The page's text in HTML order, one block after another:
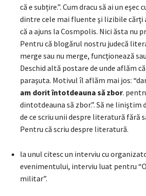
că e subțire.”. Cum dracu să ai un eşec
dintre cele mai fluente şi lizibile cărţi
că a ajuns la Cosmpolis. Nici ăsta nu
Pentru că blogărul nostru judecă
merge sau nu merge, funcţionează
Deschid altă postare de unde aflăm
paraşuta. Motivul îl aflăm mai jos:
am dorit întotdeauna să zbor.
dintotdeauna să zbor.”. Să ne liniştim
de ce scriu unii despre literatură fără
Pentru că scriu despre literatură.
la unul citesc un interviu cu
evenimentului, interviu luat pentru
militar”.